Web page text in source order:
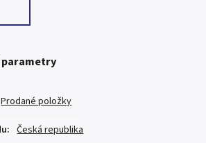
Prodané položky
: Česká republika